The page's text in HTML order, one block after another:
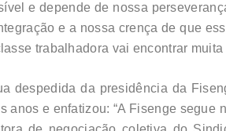
e depende de nossa
e a nossa crença de que
trabalhadora vai encontrar
despedida da presidência da
anos e enfatizou: “A Fisenge segue